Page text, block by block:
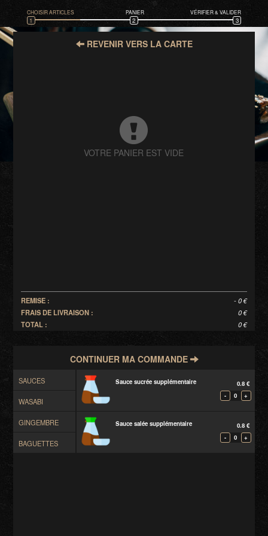
1 2 3
CHOISIR ARTICLES PANIER VÉRIFIER & VALIDER
REVENIR VERS LA CARTE
REMISE :
- 0 €
FRAIS DE LIVRAISON :
0 €
TOTAL :
0 €
CONTINUER MA COMMANDE
SAUCES
WASABI
GINGEMBRE
BAGUETTES
Sauce sucrée supplémentaire
0.8 €
-
0 +
Sauce salée supplémentaire
0.8 €
-
0 +